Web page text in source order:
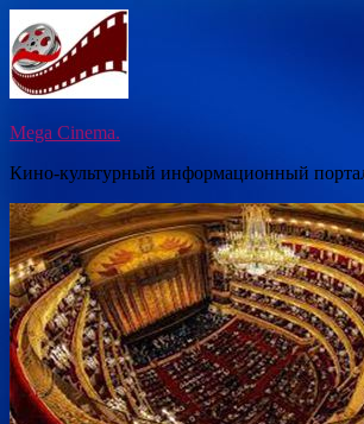
Перейти
к
содержимому
Mega Cinema.
Кино-культурный информационный